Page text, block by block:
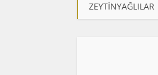
ZEYTİNYAĞLILAR